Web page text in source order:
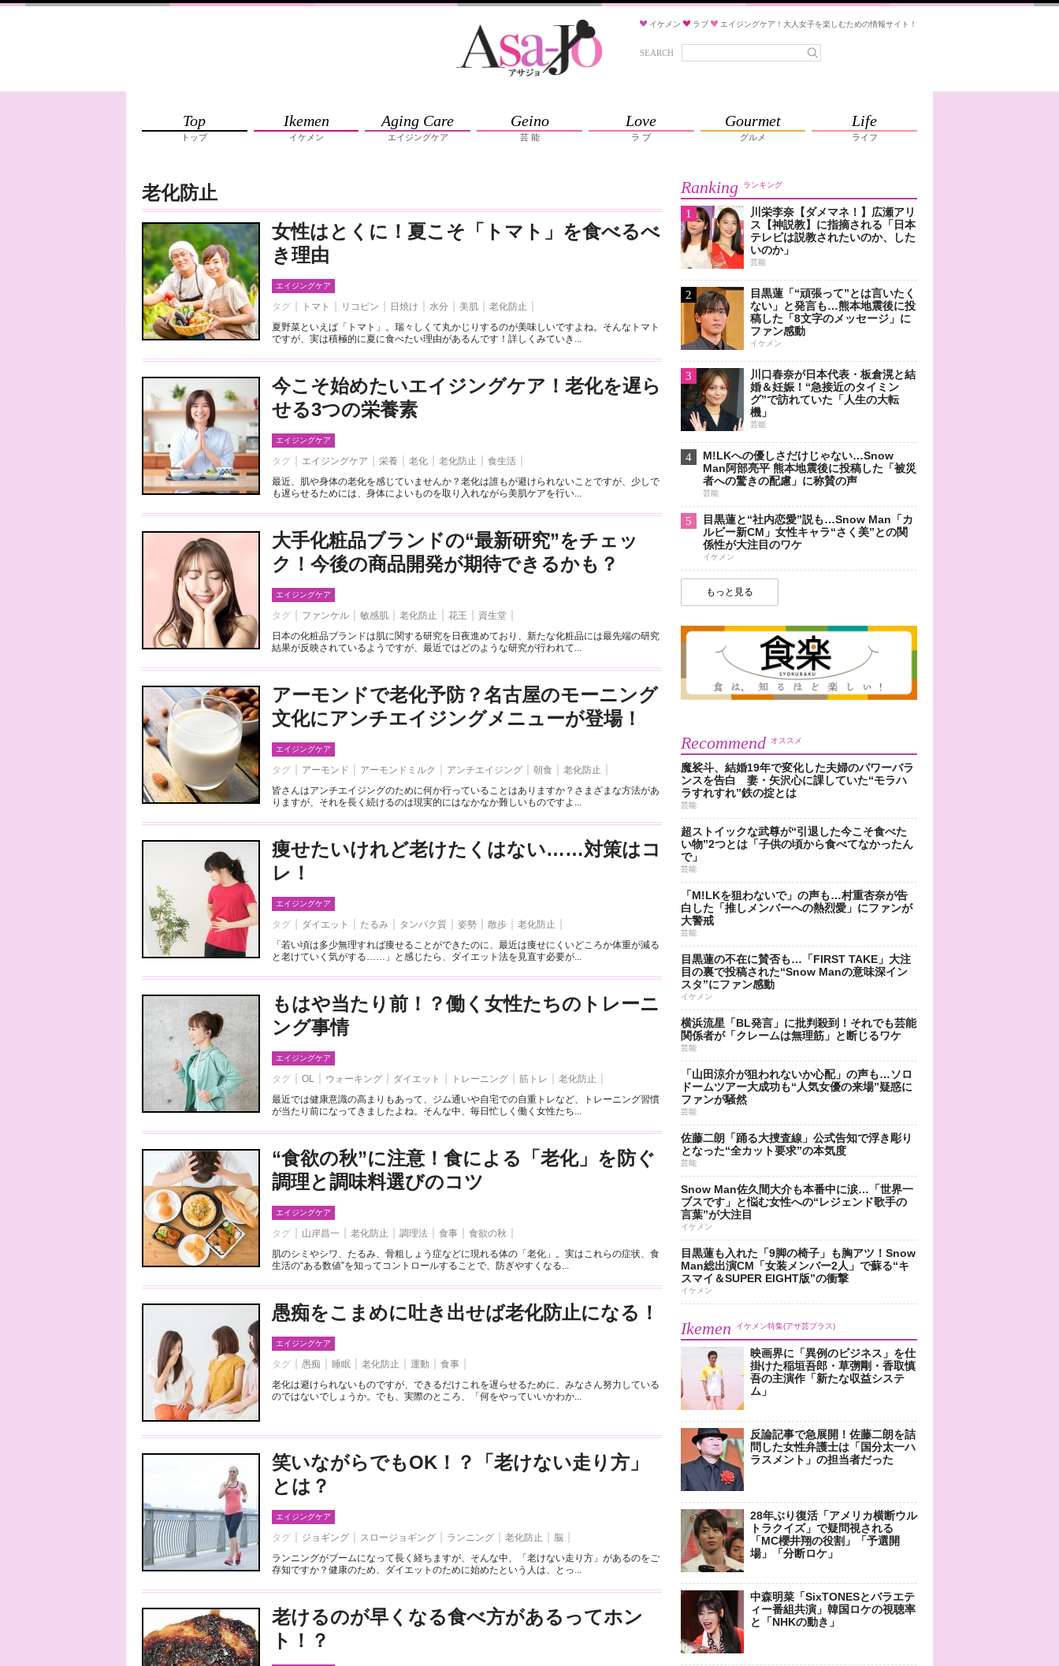
イケメン ラブ エイジングケア！大人女子を楽しむための情報サイト！
SEARCH
Top
トップ
Ikemen
イケメン
Aging Care
エイジングケア
Geino
芸 能
Love
ラ ブ
Gourmet
グルメ
Life
ライフ
老化防止
女性はとくに！夏こそ「トマト」を食べるべ
き理由
エイジングケア
タグ トマト リコピン 日焼け 水分 美肌
老化防止
夏野菜といえば「トマト」。瑞々しくて丸かじりするのが美味しいですよね。そんなトマト
ですが、実は積極的に夏に食べたい理由があるんです！詳しくみていき...
今こそ始めたいエイジングケア！老化を遅ら
せる3つの栄養素
エイジングケア
タグ エイジングケア 栄養 老化 老化防止
食生活
最近、肌や身体の老化を感じていませんか？老化は誰もが避けられないことですが、少しで
も遅らせるためには、身体によいものを取り入れながら美肌ケアを行い...
大手化粧品ブランドの“最新研究”をチェッ
ク！今後の商品開発が期待できるかも？
エイジングケア
タグ ファンケル 敏感肌 老化防止 花王
資生堂
日本の化粧品ブランドは肌に関する研究を日夜進めており、新たな化粧品には最先端の研究
結果が反映されているようですが、最近ではどのような研究が行われて...
アーモンドで老化予防？名古屋のモーニング
文化にアンチエイジングメニューが登場！
エイジングケア
タグ アーモンド アーモンドミルク アンチエイジング 朝食
老化防止
皆さんはアンチエイジングのために何か行っていることはありますか？さまざまな方法があ
りますが、それを長く続けるのは現実的にはなかなか難しいものですよ...
痩せたいけれど老けたくはない……対策はコ
レ！
エイジングケア
タグ ダイエット たるみ タンパク質 姿勢 散歩
老化防止
「若い頃は多少無理すれば痩せることができたのに、最近は痩せにくいどころか体重が減る
と老けていく気がする……」と感じたら、ダイエット法を見直す必要が...
もはや当たり前！？働く女性たちのトレーニ
ング事情
エイジングケア
タグ OL ウォーキング ダイエット トレーニング 筋トレ
老化防止
最近では健康意識の高まりもあって、ジム通いや自宅での自重トレなど、トレーニング習慣
が当たり前になってきましたよね。そんな中、毎日忙しく働く女性たち...
“食欲の秋”に注意！食による「老化」を防ぐ
調理と調味料選びのコツ
エイジングケア
タグ 山岸昌一 老化防止 調理法 食事
食欲の秋
肌のシミやシワ、たるみ、骨粗しょう症などに現れる体の「老化」。実はこれらの症状、食
生活の“ある数値”を知ってコントロールすることで、防ぎやすくなる...
愚痴をこまめに吐き出せば老化防止になる！
エイジングケア
タグ 愚痴 睡眠 老化防止 運動
食事
老化は避けられないものですが、できるだけこれを遅らせるために、みなさん努力している
のではないでしょうか。でも、実際のところ、「何をやっていいかわか...
笑いながらでもOK！？「老けない走り方」
とは？
エイジングケア
タグ ジョギング スロージョギング ランニング 老化防止
脳
ランニングがブームになって長く経ちますが、そんな中、「老けない走り方」があるのをご
存知ですか？健康のため、ダイエットのために始めたという人は、とっ...
老けるのが早くなる食べ方があるってホン
ト！？
Ranking ランキング
1
川栄李奈【ダメマネ！】広瀬アリ
ス【神説教】に指摘される「日本
テレビは説教されたいのか、した
いのか」
芸能
2
目黒蓮「“頑張って”とは言いたく
ない」と発言も…熊本地震後に投
稿した「8文字のメッセージ」に
ファン感動
イケメン
3
川口春奈が日本代表・板倉滉と結
婚＆妊娠！“急接近のタイミン
グ”で訪れていた「人生の大転
機」
芸能
4
M!LKへの優しさだけじゃない…Snow
Man阿部亮平 熊本地震後に投稿した「被災
者への驚きの配慮」に称賛の声
芸能
5
目黒蓮と“社内恋愛”説も…Snow Man「カ
ルビー新CM」女性キャラ“さく美”との関
係性が大注目のワケ
イケメン
もっと見る
Recommend オススメ
魔裟斗、結婚19年で変化した夫婦のパワーバラ
ンスを告白 妻・矢沢心に課していた“モラハ
ラすれすれ”鉄の掟とは
芸能
超ストイックな武尊が“引退した今こそ食べた
い物”2つとは「子供の頃から食べてなかったん
で」
芸能
「M!LKを狙わないで」の声も…村重杏奈が告
白した「推しメンバーへの熱烈愛」にファンが
大警戒
芸能
目黒蓮の不在に賛否も…「FIRST TAKE」大注
目の裏で投稿された“Snow Manの意味深イン
スタ”にファン感動
イケメン
横浜流星「BL発言」に批判殺到！それでも芸能
関係者が「クレームは無理筋」と断じるワケ
芸能
「山田涼介が狙われないか心配」の声も…ソロ
ドームツアー大成功も“人気女優の来場”疑惑に
ファンが騒然
芸能
佐藤二朗「踊る大捜査線」公式告知で浮き彫り
となった“全カット要求”の本気度
芸能
Snow Man佐久間大介も本番中に涙…「世界一
ブスです」と悩む女性への“レジェンド歌手の
言葉”が大注目
イケメン
目黒蓮も入れた「9脚の椅子」も胸アツ！Snow
Man総出演CM「女装メンバー2人」で蘇る“キ
スマイ＆SUPER EIGHT版”の衝撃
イケメン
Ikemen イケメン特集(アサ芸プラス)
映画界に「異例のビジネス」を仕
掛けた稲垣吾郎・草彅剛・香取慎
吾の主演作「新たな収益システ
ム」
反論記事で急展開！佐藤二朗を詰
問した女性弁護士は「国分太一ハ
ラスメント」の担当者だった
28年ぶり復活「アメリカ横断ウル
トラクイズ」で疑問視される
「MC櫻井翔の役割」「予選開
場」「分断ロケ」
中森明菜「SixTONESとバラエテ
ィー番組共演」韓国ロケの視聴率
と「NHKの動き」